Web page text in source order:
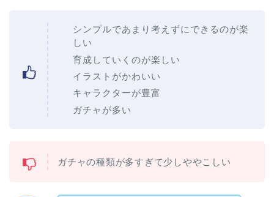
シンプルであまり考えずにできるのが楽
しい
育成していくのが楽しい
イラストがかわいい
キャラクターが豊富
ガチャが多い
ガチャの種類が多すぎて少しややこしい